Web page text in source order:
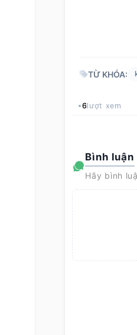
TỪ KHÓA:
6lượt xem
Bình luận
Hãy bình